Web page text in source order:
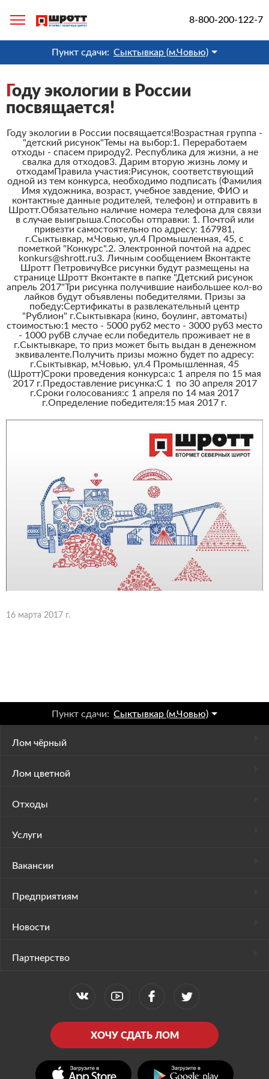
8-800-200-122-7
Пункт сдачи: Сыктывкар (м.Човью)
Году экологии в России
посвящается!
Году экологии в России посвящается!Возрастная группа -
"детский рисунок"Темы на выбор:1. Переработаем
отходы - спасем природу2. Республика для жизни, а не
свалка для отходов3. Дарим вторую жизнь лому и
отходамПравила участия:Рисунок, соответствующий
одной из тем конкурса, необходимо подписать (Фамилия
Имя художника, возраст, учебное завдение, ФИО и
контактные данные родителей, телефон) и отправить в
Шротт.Обязательно наличие номера телефона для связи
в случае выигрыша.Способы отправки: 1. Почтой или
привезти самостоятельно по адресу: 167981,
г.Сыктывкар, м.Човью, ул.4 Промышленная, 45, с
пометкой "Конкурс".2. Электронной почтой на адрес
konkurs@shrott.ru3. Личным сообщением Вконтакте
Шротт ПетровичуВсе рисунки будут размещены на
странице Шротт Вконтакте в папке "Детский рисунок
апрель 2017"Три рисунка получившие наибольшее кол-во
лайков будут объявлены победителями. Призы за
победу:Сертификаты в развлекательный центр
"Рублион" г.Сыктывкара (кино, боулинг, автоматы)
стоимостью:1 место - 5000 руб2 место - 3000 руб3 место
- 1000 рубВ случае если победитель проживает не в
г.Сыктывкаре, то приз может быть выдан в денежном
эквиваленте.Получить призы можно будет по адресу:
г.Сыктывкар, м.Човью, ул.4 Промышленная, 45
(Шротт)Сроки проведения конкурса:с 1 апреля по 15 мая
2017 г.Предоставление рисунка:С 1 по 30 апреля 2017
г.Сроки голосования:с 1 апреля по 14 мая 2017
г.Определение победителя:15 мая 2017 г.
16 марта 2017 г.
Лом чёрный
Лом цветной
Отходы
Услуги
Вакансии
Предприятиям
Новости
Партнерство
ХОЧУ СДАТЬ ЛОМ
Пункт сдачи: Сыктывкар (м.Човью)